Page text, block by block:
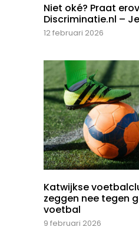
Niet oké? Praat
Discriminatie.nl –
12 februari 2026
Katwijkse
zeggen nee tegen
voetbal
9 februari 2026